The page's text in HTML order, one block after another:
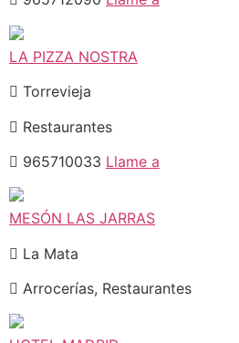
LA PIZZA NOSTRA
Torrevieja
Restaurantes
965710033 Llame a
MESÓN LAS JARRAS
La Mata
Arrocerías, Restaurantes